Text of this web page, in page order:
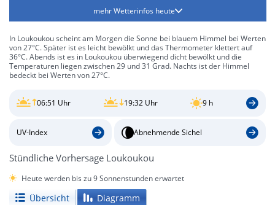
mehr Wetterinfos heute
In Loukoukou scheint am Morgen die Sonne bei blauem Himmel bei Werten
von 27°C. Später ist es leicht bewölkt und das Thermometer klettert auf
36°C. Abends ist es in Loukoukou überwiegend dicht bewölkt und die
Temperaturen liegen zwischen 29 und 31 Grad. Nachts ist der Himmel
bedeckt bei Werten von 27°C.
06:51 Uhr 19:32 Uhr 9 h
UV-Index Abnehmende Sichel
Stündliche Vorhersage Loukoukou
Heute werden bis zu 9 Sonnenstunden erwartet
Übersicht Diagramm